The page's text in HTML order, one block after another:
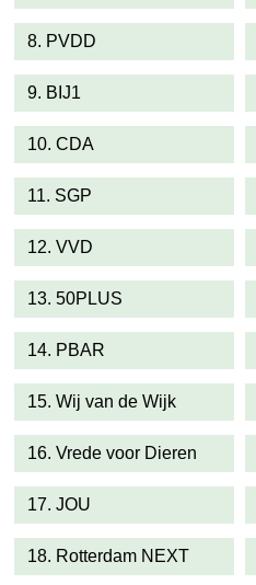
8. PVDD
9. BIJ1
10. CDA
11. SGP
12. VVD
13. 50PLUS
14. PBAR
15. Wij van de Wijk
16. Vrede voor Dieren
17. JOU
18. Rotterdam NEXT